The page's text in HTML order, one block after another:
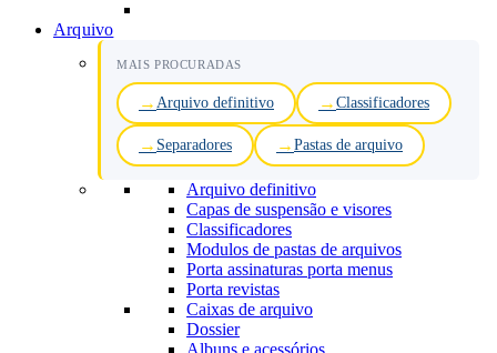
Arquivo
MAIS PROCURADAS
Arquivo definitivo Classificadores
Separadores Pastas de arquivo
Arquivo definitivo
Capas de suspensão e visores
Classificadores
Modulos de pastas de arquivos
Porta assinaturas porta menus
Porta revistas
Caixas de arquivo
Dossier
Albuns e acessórios